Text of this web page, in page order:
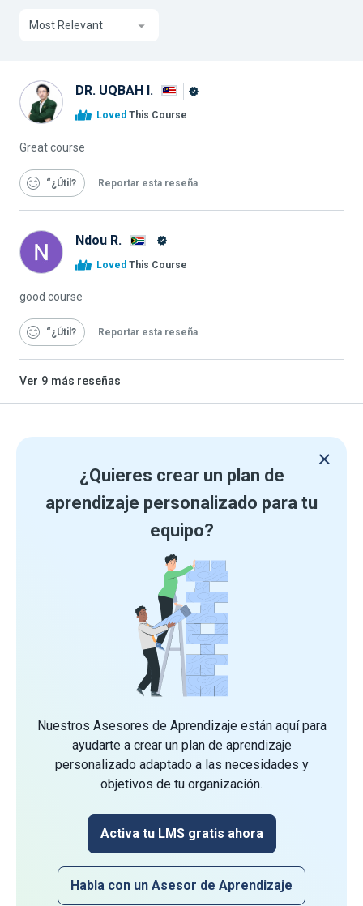
Most Relevant
DR. UQBAH I.
Loved This Course
Great course
“¿Útil Reportar esta reseña
Ndou R.
Loved This Course
good course
“¿Útil Reportar esta reseña
Ver 9 más reseñas
¿Quieres crear un plan de
aprendizaje personalizado para tu
equipo?
Nuestros Asesores de Aprendizaje están aquí para
ayudarte a crear un plan de aprendizaje
personalizado adaptado a las necesidades y
objetivos de tu organización.
Activa tu LMS gratis ahora
Habla con un Asesor de Aprendizaje